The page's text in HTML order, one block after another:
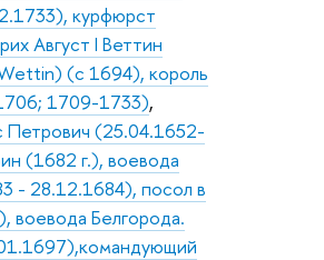
курфюрст
Август I Веттин
(с 1694), король
1709-1733),
(25.04.1652-
(1682 г.), воевода
- 28.12.1684), посол в
Белгорода.